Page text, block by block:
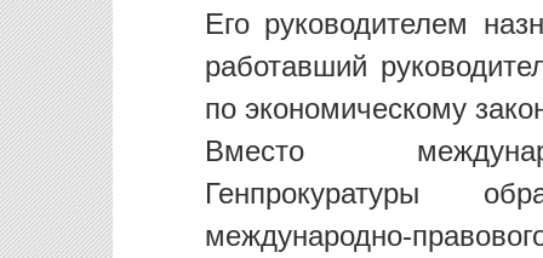
Его руководителем
работавший
по экономическому
Вместо
Генпрокуратуры
международно-